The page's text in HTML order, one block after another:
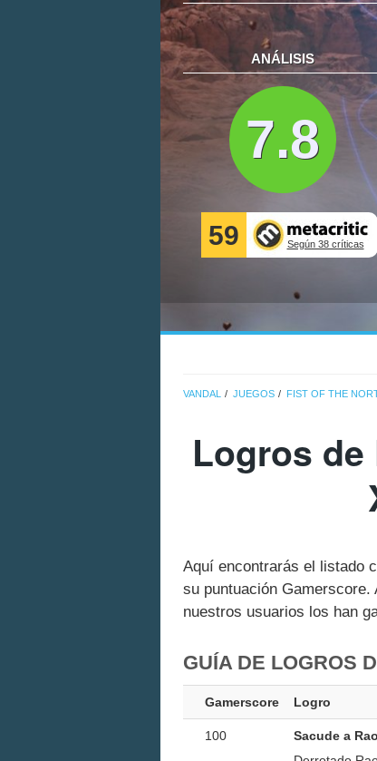
ANÁLISIS
7.8
59 Según 38 críticas
VANDAL JUEGOS FIST OF THE
Logros de
Aquí encontrarás el listado
su puntuación
nuestros usuarios los han
GUÍA DE LOGROS
Gamerscore Logro
100
Sacude a